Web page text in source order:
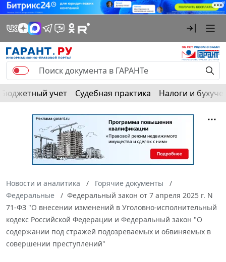
Бюджетный учет Судебная практика Налоги и
Новости и аналитика
Горячие документы
Федеральные
Федеральный закон от 7 апреля 2025 г. N
71-ФЗ "О внесении изменений в Уголовно-исполнительный
кодекс Российской Федерации и Федеральный закон "О
содержании под стражей подозреваемых и обвиняемых в
совершении преступлений"